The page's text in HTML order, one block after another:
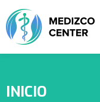
INICIO